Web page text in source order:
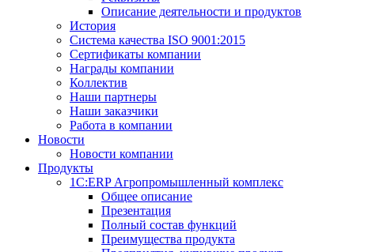
Описание деятельности и продуктов
История
Система качества ISO 9001:2015
Сертификаты компании
Награды компании
Коллектив
Наши партнеры
Наши заказчики
Работа в компании
Новости
Новости компании
Продукты
1С:ERP Агропромышленный комплекс
Общее описание
Презентация
Полный состав функций
Преимущества продукта